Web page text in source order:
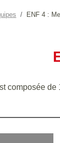
ENF 4 :
composée de